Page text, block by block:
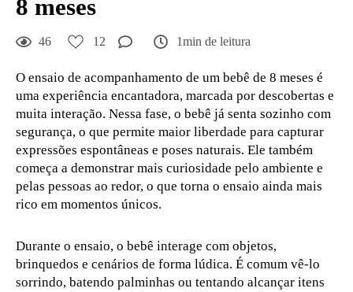
8 meses
46 12 1min de leitura
O ensaio de acompanhamento de um bebê de 8 meses é
uma experiência encantadora, marcada por descobertas e
muita interação. Nessa fase, o bebê já senta sozinho com
segurança, o que permite maior liberdade para capturar
expressões espontâneas e poses naturais. Ele também
começa a demonstrar mais curiosidade pelo ambiente e
pelas pessoas ao redor, o que torna o ensaio ainda mais
rico em momentos únicos.
Durante o ensaio, o bebê interage com objetos,
brinquedos e cenários de forma lúdica. É comum vê-lo
sorrindo, batendo palminhas ou tentando alcançar itens